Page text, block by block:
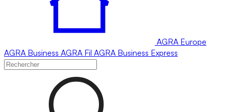
AGRA Europe
AGRA Business AGRA Fil AGRA Business Express